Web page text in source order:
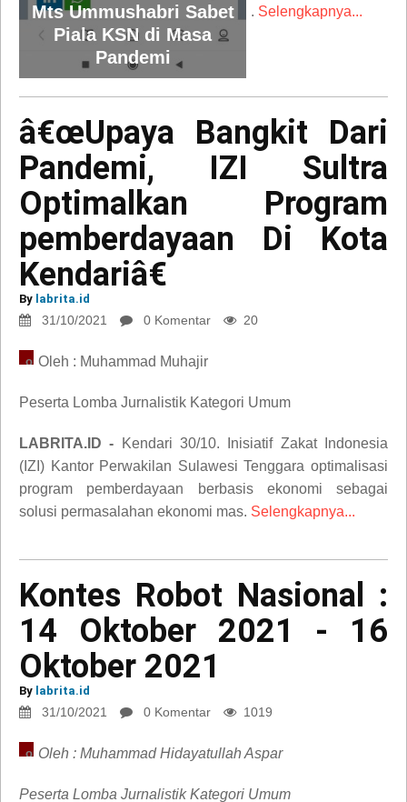
Mts Ummushabri Sabet
Piala KSN di Masa
Pandemi
. Selengkapnya...
â€œUpaya Bangkit Dari
Pandemi, IZI Sultra
Optimalkan Program
pemberdayaan Di Kota
Kendariâ€
By labrita.id
31/10/2021 0 Komentar 20
opini
â€œUpaya
Bangkit
Dari
Pandemi,
IZI
Sultra
Optimalkan
Program
pemberdayaan
Di
Kota
Oleh : Muhammad Muhajir
Peserta Lomba Jurnalistik Kategori Umum
LABRITA.ID -
Kendari 30/10. Inisiatif Zakat Indonesia
(IZI) Kantor Perwakilan Sulawesi Tenggara optimalisasi
program pemberdayaan berbasis ekonomi sebagai
solusi permasalahan ekonomi mas. Selengkapnya...
Kontes Robot Nasional :
14 Oktober 2021 - 16
Oktober 2021
By labrita.id
31/10/2021 0 Komentar 1019
opini
Kontes
14
Oktober
2021
-
16
Oktober
Oleh : Muhammad Hidayatullah Aspar
Peserta Lomba Jurnalistik Kategori Umum